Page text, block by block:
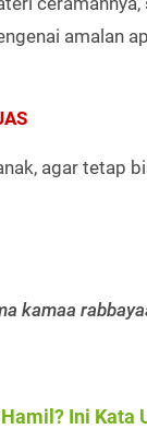
amalan
agar tetap
kamaa
Ini Kata